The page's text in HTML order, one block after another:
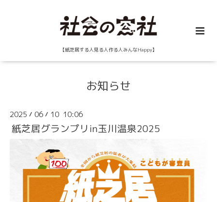
【紙芝居する人見る人作る人みんなHappy】
お知らせ
2025 / 06 / 10 10:06
紙芝居グランプリin玉川温泉2025